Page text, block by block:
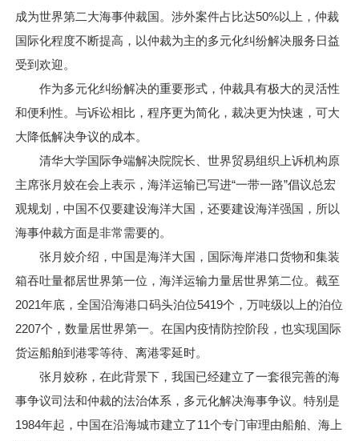
成为世界第二大海事仲裁国。涉外案件占比达50%以上，仲裁
国际化程度不断提高，以仲裁为主的多元化纠纷解决服务日益
受到欢迎。
作为多元化纠纷解决的重要形式，仲裁具有极大的灵活性
和便利性。与诉讼相比，程序更为简化，裁决更为快速，可大
大降低解决争议的成本。
清华大学国际争端解决院院长、世界贸易组织上诉机构原
主席张月姣在会上表示，海洋运输已写进“一带一路”倡议总宏
观规划，中国不仅要建设海洋大国，还要建设海洋强国，所以
海事仲裁方面是非常需要的。
张月姣介绍，中国是海洋大国，国际海岸港口货物和集装
箱吞吐量都居世界第一位，海洋运输力量居世界第二位。截至
2021年底，全国沿海港口码头泊位5419个，万吨级以上的泊位
2207个，数量居世界第一。在国内疫情防控阶段，也实现国际
货运船舶到港零等待、离港零延时。
张月姣称，在此背景下，我国已经建立了一套很完善的海
事争议司法和仲裁的法治体系，多元化解决海事争议。特别是
1984年起，中国在沿海城市建立了11个专门审理由船舶、海上